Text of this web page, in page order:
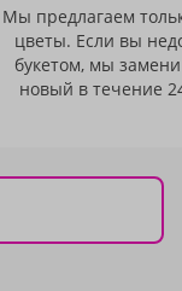
Мы предлагаем
цветы. Если вы
букетом, мы
новый в течение